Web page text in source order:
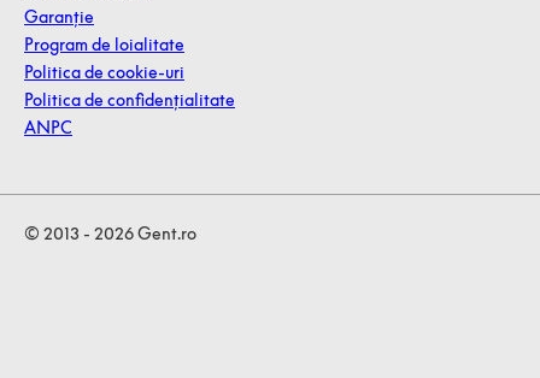
Garanție
Program de loialitate
Politica de cookie-uri
Politica de confidențialitate
ANPC
© 2013 - 2026 Gent.ro